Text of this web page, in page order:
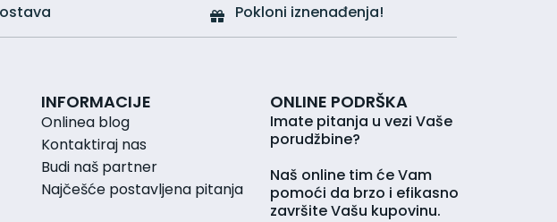
Pokloni iznenađenja!
INFORMACIJE
Onlinea blog
Kontaktiraj nas
Budi naš partner
Najčešće postavljena pitanja
ONLINE PODRŠKA
Imate pitanja u vezi Vaše
porudžbine?
Naš online tim će Vam
pomoći da brzo i efikasno
završite Vašu kupovinu.